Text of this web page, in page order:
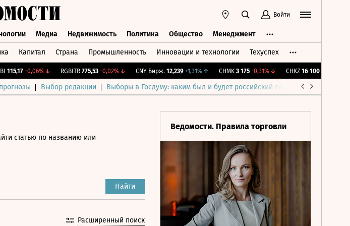
Войти
Медиа Недвижимость Политика Общество Менеджмент
Капитал Страна Промышленность Инновации и технологии Техуспех
-0,06%↓ RGBITR 775,53 -0,02%↓ CNY Бирж. 12,239 +1,31%↑ CHMK 3 175 -0,31%↓ CHKZ 16 100 -0,62%
Выбор редакции Выборы в Госдуму: каким был и будет российский парламент
статью по названию или
Найти
Расширенный поиск
Ведомости. Правила торговли